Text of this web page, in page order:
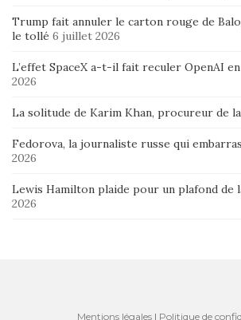
Trump fait annuler le carton rouge de
le tollé 6 juillet 2026
L’effet SpaceX a-t-il fait reculer OpenAI
2026
La solitude de Karim Khan, procureur de
Fedorova, la journaliste russe qui
2026
Lewis Hamilton plaide pour un plafond de
2026
Mentions légales | Politique de